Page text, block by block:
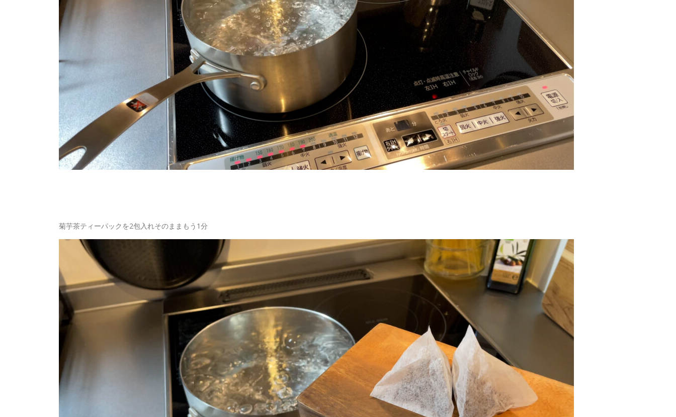
菊芋茶ティーパックを2包入れそのままもう1分